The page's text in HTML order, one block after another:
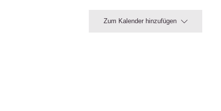
Zum Kalender hinzufügen